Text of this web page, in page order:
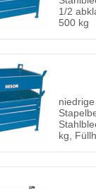
1/2
500 kg
kg,